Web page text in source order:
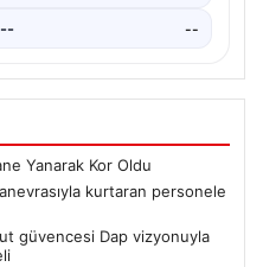
-- --
Yanarak Kor Oldu
kurtaran personele
güvencesi Dap vizyonuyla